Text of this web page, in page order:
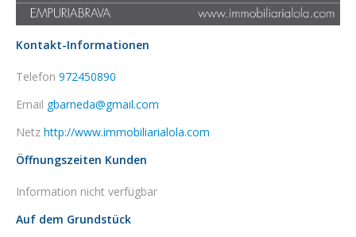
Kontakt-Informationen
Telefon 972450890
Email gbarneda@gmail.com
Netz http://www.immobiliarialola.com
Öffnungszeiten Kunden
Information nicht verfügbar
Auf dem Grundstück